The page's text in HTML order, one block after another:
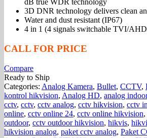
dB true WDR technology
3D DNR technology delivers clean
Water and dust resistant (IP67)
4 in 1 (4 signals switchable TVI/
CALL FOR PRICE
Compare
Ready to Ship
Categories: Analog Kamera, Bullet, CCTV,
kontrol hikvision, Analog HD, analog
cctv, cctv, cctv analog, cctv hikvision, cctv
online, cctv online 24, cctv online hikvision,
outdoor, cctv outdoor hikvision, hikvis,
hikvision analog, paket cctv analog, Paket